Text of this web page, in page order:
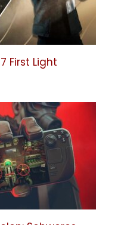
First Light